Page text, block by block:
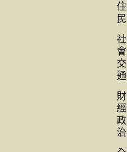
住
民
社
會
交
通
財
經
政
治